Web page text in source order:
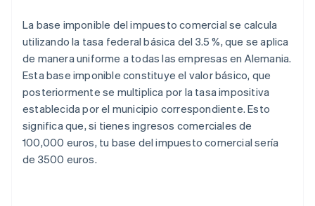
La base imponible del impuesto comercial se calcula
utilizando la tasa federal básica del 3.5 %, que se aplica
de manera uniforme a todas las empresas en Alemania.
Esta base imponible constituye el valor básico, que
posteriormente se multiplica por la tasa impositiva
establecida por el municipio correspondiente. Esto
significa que, si tienes ingresos comerciales de
100,000 euros, tu base del impuesto comercial sería
de 3500 euros.